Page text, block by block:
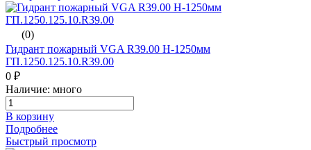
(0)
Гидрант пожарный VGA R39.00 H-1250мм
ГП.1250.125.10.R39.00
0 ₽
Наличие: много
В корзину
Подробнее
Быстрый просмотр